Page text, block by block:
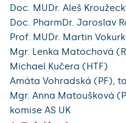
Doc. MUDr. Aleš
Doc. PharmDr. Jaroslav
Prof. MUDr. Martin
Mgr. Lenka Matochová
Michael Kučera (HTF)
Amáta Vohradská (PF),
Mgr. Anna Matoušková
komise AS UK